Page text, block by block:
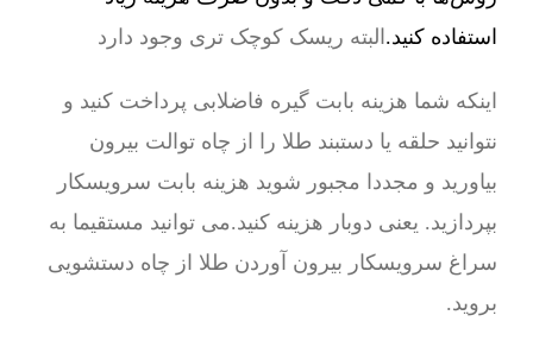
استفاده کنید.البته ریسک کوچک تری وجود دارد
اینکه شما هزینه بابت گیره فاضلابی پرداخت کنید و
نتوانید حلقه یا دستبند طلا را از چاه توالت بیرون
بیاورید و مجددا مجبور شوید هزینه بابت سرویسکار
بپردازید. یعنی دوبار هزینه کنید.می توانید مستقیما به
سراغ سرویسکار بیرون آوردن طلا از چاه دستشویی
بروید.